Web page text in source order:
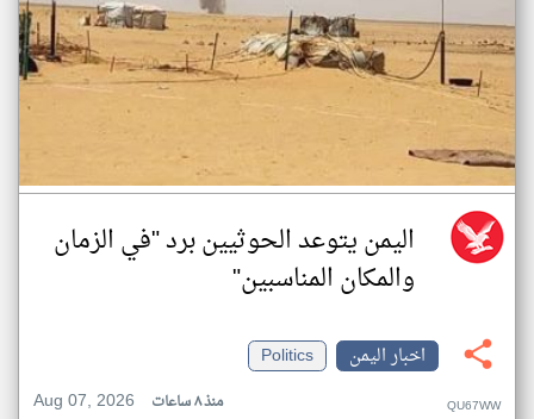
اليمن يتوعد الحوثيين برد "في الزمان
والمكان المناسبين"
اخبار اليمن
Politics
Aug 07, 2026
منذ ٨ ساعات QU67WW